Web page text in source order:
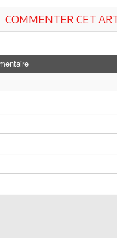
COMMENTER CET